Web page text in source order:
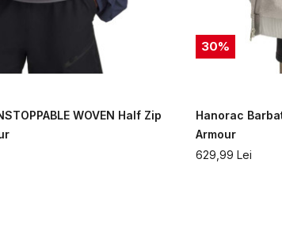
WOVEN Half Zip
30%
Hanorac
Armour
629,99 Lei